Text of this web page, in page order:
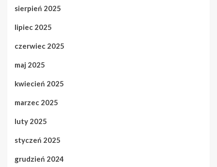
sierpień 2025
lipiec 2025
czerwiec 2025
maj 2025
kwiecień 2025
marzec 2025
luty 2025
styczeń 2025
grudzień 2024